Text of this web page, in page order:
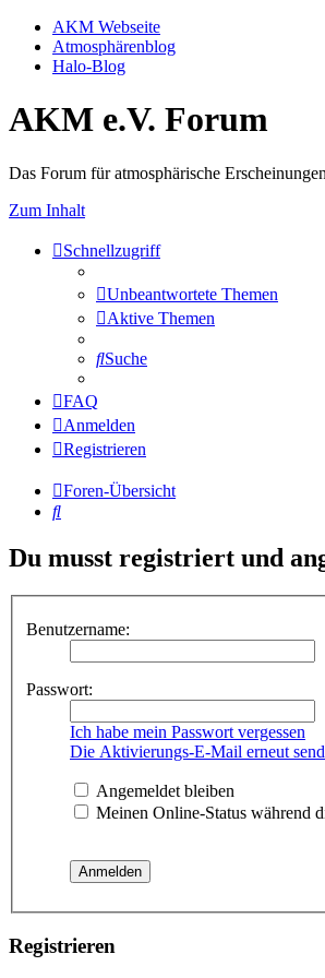
AKM Webseite
Atmosphärenblog
Halo-Blog
AKM e.V. Forum
Das Forum für atmosphärische Erscheinungen
Zum Inhalt
Schnellzugriff
Unbeantwortete Themen
Aktive Themen
Suche
FAQ
Anmelden
Registrieren
Foren-Übersicht
Suche
Du musst registriert und
Benutzername:
Passwort:
Ich habe mein Passwort vergessen
Die Aktivierungs-E-Mail erneut
Angemeldet bleiben
Meinen Online-Status während
Registrieren